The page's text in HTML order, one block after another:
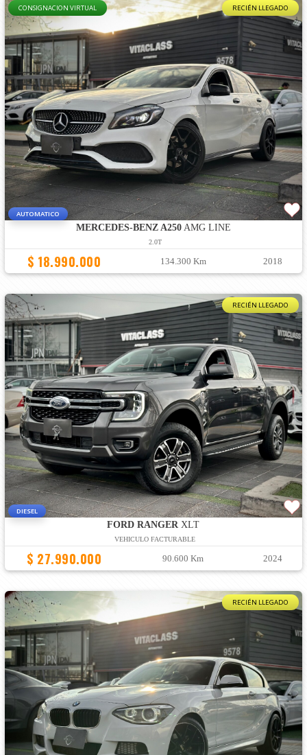
CONSIGNACION VIRTUAL RECIÉN LLEGADO
AUTOMATICO
MERCEDES-BENZ A250AMG LINE
2.0T
$ 18.990.000 134.300 Km 2018
RECIÉN LLEGADO
DIESEL
FORD RANGER XLT
VEHICULO FACTURABLE
$ 27.990.000 90.600 Km 2024
RECIÉN LLEGADO